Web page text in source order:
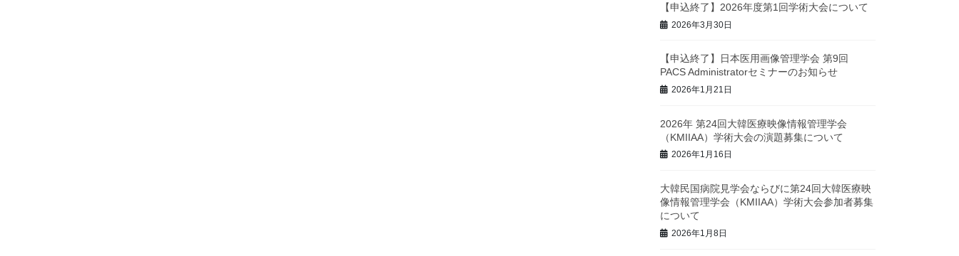
【申込終了】2026年度第1回学術大会について
2026年3月30日
【申込終了】日本医用画像管理学会 第9回
PACS Administratorセミナーのお知らせ
2026年1月21日
2026年 第24回大韓医療映像情報管理学会
（KMIIAA）学術大会の演題募集について
2026年1月16日
大韓民国病院見学会ならびに第24回大韓医療映
像情報管理学会（KMIIAA）学術大会参加者募集
について
2026年1月8日